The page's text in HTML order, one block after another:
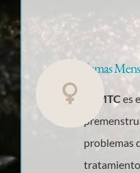
Problemas
MTC es
problemas